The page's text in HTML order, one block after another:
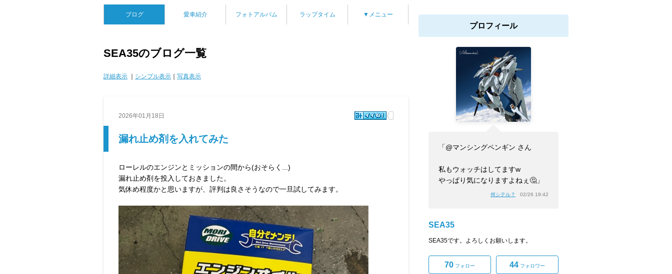
ブログ 愛車紹介 フォトアルバム ラップタイム ▼メニュー
SEA35のブログ一覧
詳細表示 シンプル表示 写真表示
2026年01月18日
漏れ止め剤を入れてみた
ローレルのエンジンとミッションの間から(おそらく...)
漏れ止め剤を投入しておきました。
気休め程度かと思いますが、評判は良さそうなので一旦試してみます。
プロフィール
「@マンシングペンギン さん
私もウォッチはしてますw
やっぱり気になりますよねぇ🤔」
何シテル？ 02/26 19:42
SEA35
SEA35です。よろしくお願いします。
70 フォロー 44 フォロワー